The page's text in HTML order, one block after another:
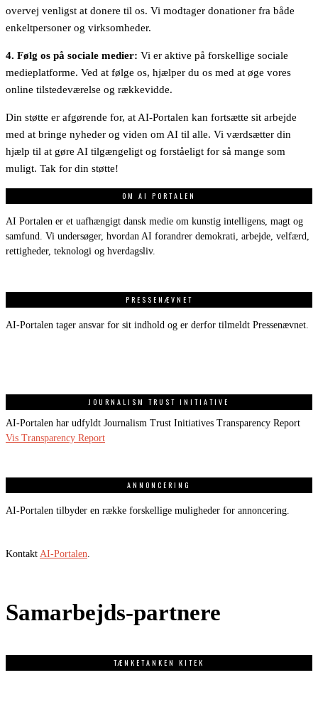
overvej venligst at donere til os. Vi modtager donationer fra både
enkeltpersoner og virksomheder.
4. Følg os på sociale medier: Vi er aktive på forskellige sociale
medieplatforme. Ved at følge os, hjælper du os med at øge vores
online tilstedeværelse og rækkevidde.
Din støtte er afgørende for, at AI-Portalen kan fortsætte sit arbejde
med at bringe nyheder og viden om AI til alle. Vi værdsætter din
hjælp til at gøre AI tilgængeligt og forståeligt for så mange som
muligt. Tak for din støtte!
OM AI PORTALEN
AI Portalen er et uafhængigt dansk medie om kunstig intelligens, magt og
samfund. Vi undersøger, hvordan AI forandrer demokrati, arbejde, velfærd,
rettigheder, teknologi og hverdagsliv.
PRESSENÆVNET
AI-Portalen tager ansvar for sit indhold og er derfor tilmeldt Pressenævnet.
JOURNALISM TRUST INITIATIVE
AI-Portalen har udfyldt Journalism Trust Initiatives Transparency Report
Vis Transparency Report
ANNONCERING
AI-Portalen tilbyder en række forskellige muligheder for annoncering.
Kontakt AI-Portalen
Samarbejds-partnere
TÆNKETANKEN KITEK